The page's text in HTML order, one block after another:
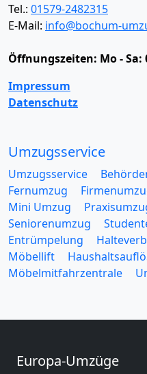
Tel.: 01579-2482315
E-Mail: info@bochum-
Öffnungszeiten: Mo - Sa:
Impressum
Datenschutz
Umzugsservice
Umzugsservice
Fernumzug
Mini Umzug
Seniorenumzug
Entrümpelung
Möbellift
Möbelmitfahrzentrale
Europa-Umzüge